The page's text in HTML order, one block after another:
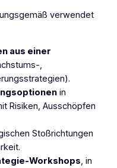
verwendet
aus einer
,
in
Risiken, Ausschöpfen
Stoßrichtungen
, in